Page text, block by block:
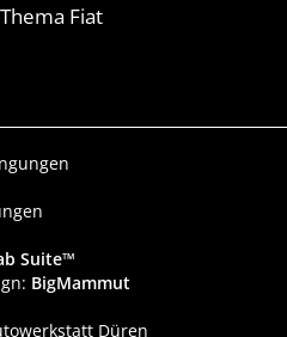
Fiat
Suite™
BigMammut
Düren